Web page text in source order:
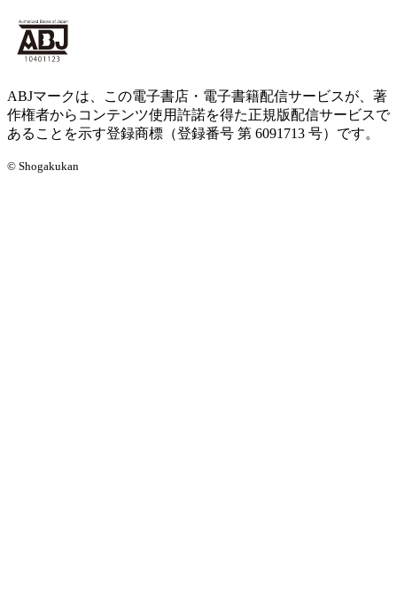
ABJマークは、この電子書店・電子書籍配信サービスが、著
作権者からコンテンツ使用許諾を得た正規版配信サービスで
あることを示す登録商標（登録番号 第 6091713 号）です。
© Shogakukan